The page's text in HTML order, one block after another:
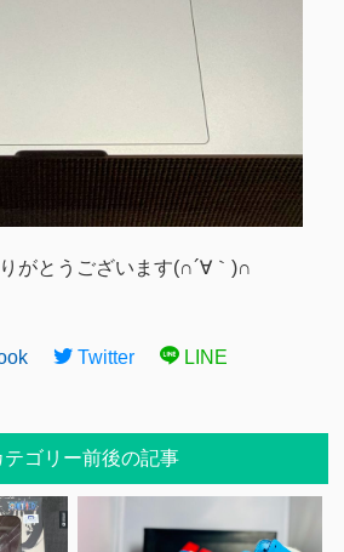
がとうございます(∩´∀｀)∩
Twitter LINE
テゴリー前後の記事